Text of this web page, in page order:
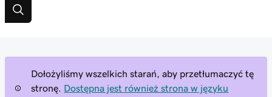
Dołożyliśmy wszelkich starań, aby przetłumaczyć tę
stronę.
Dostępna jest również strona w języku